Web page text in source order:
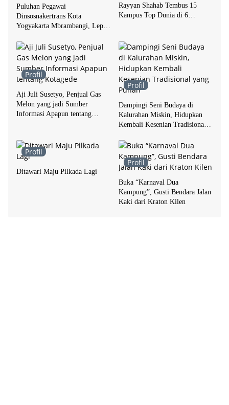
Puluhan Pegawai
Dinsosnakertrans Kota
Yogyakarta Mbrambangi, Lepas
jadi Abdi Negara
Rayyan Shahab Tembus 15
Kampus Top Dunia di 6
Profil
Aji Juli Susetyo, Penjual Gas
Melon yang jadi Sumber
Informasi Apapun tentang
Profil
Dampingi Seni Budaya di
Kalurahan Miskin, Hidupkan
Kembali Kesenian Tradisional
Profil
Ditawari Maju Pilkada Lagi
Profil
Buka “Karnaval Dua
Kampung”, Gusti Bendara Jalan
Kaki dari Kraton Kilen